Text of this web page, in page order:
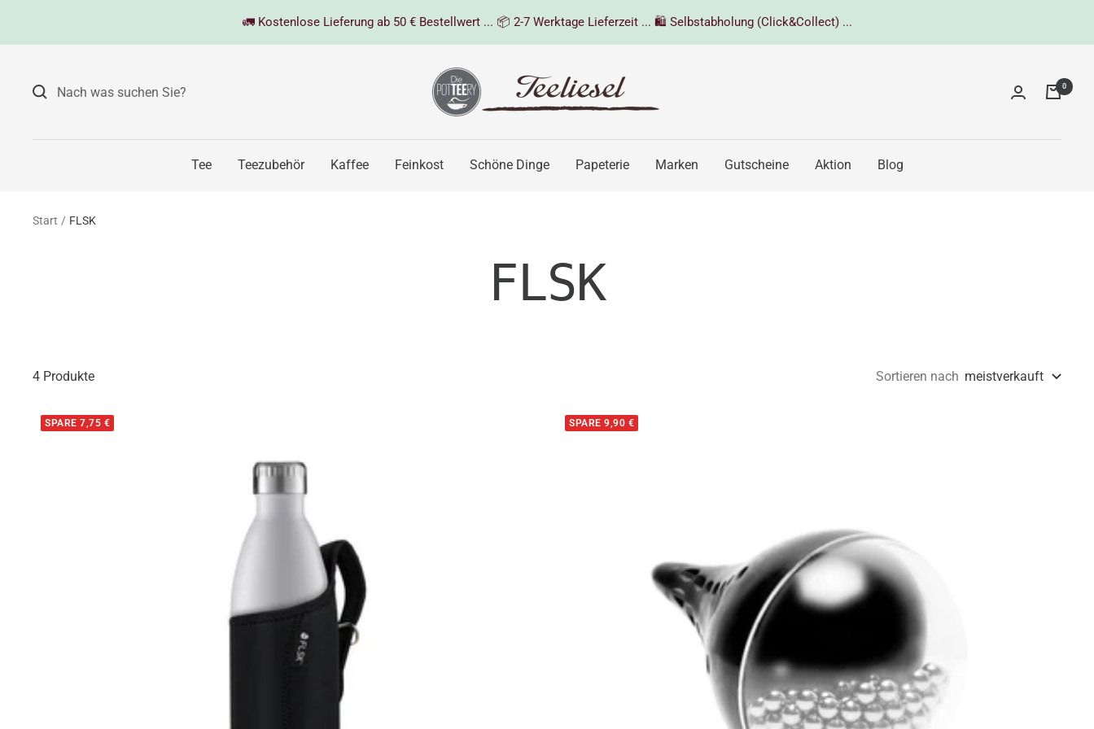
🚛 Kostenlose Lieferung ab 50 € Bestellwert ... 📦 2-7 Werktage Lieferzeit ... 🛍️ Selbstabholung (Click&Collect) ...
Teeliesel
0
Tee Teezubehör Kaffee Feinkost Schöne Dinge Papeterie Marken Gutscheine Aktion Blog
Start FLSK
FLSK
4 Produkte Sortieren nach meistverkauft
SPARE 7,75 € SPARE 9,90 €